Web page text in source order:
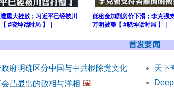
重大挫败；习近平已经被川
#晓坤话时局 】｜
低租金加剧房价下滑；李克强
万明被整【 #晓坤话时局 】｜
首发要闻
政府明确区分中国与中共根除党文化
凸显出的败相与洋相 🖼️
天下